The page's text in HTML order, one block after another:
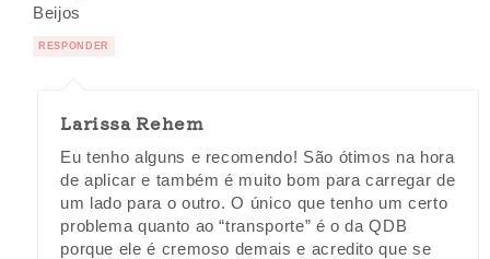
Beijos
RESPONDER
Larissa Rehem
Eu tenho alguns e recomendo! São ótimos na hora
de aplicar e também é muito bom para carregar de
um lado para o outro. O único que tenho um certo
problema quanto ao “transporte” é o da QDB
porque ele é cremoso demais e acredito que se